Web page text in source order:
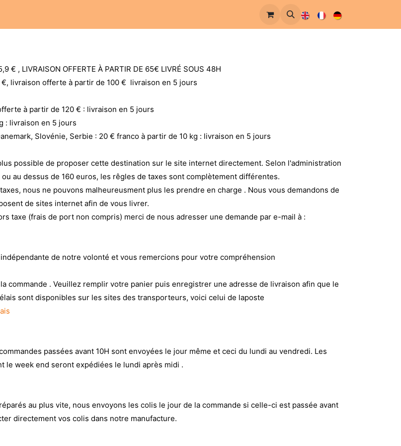
€ , LIVRAISON OFFERTE À PARTIR DE 65€ LIVRÉ SOUS 48H
livraison offerte à partir de 100 € livraison en 5 jours
à partir de 120 € : livraison en 5 jours
: livraison en 5 jours
Slovénie, Serbie : 20 € franco à partir de 10 kg : livraison en 5 jours
possible de proposer cette destination sur le site internet directement. Selon l'administration
au dessus de 160 euros, les rêgles de taxes sont complètement différentes.
nous ne pouvons malheureusment plus les prendre en charge . Nous vous demandons de
de sites internet afin de vous livrer.
taxe (frais de port non compris) merci de nous adresser une demande par e-mail à :
de notre volonté et vous remercions pour votre compréhension
commande . Veuillez remplir votre panier puis enregistrer une adresse de livraison afin que le
sont disponibles sur les sites des transporteurs, voici celui de laposte
passées avant 10H sont envoyées le jour même et ceci du lundi au vendredi. Les
le week end seront expédiées le lundi après midi .
au plus vite, nous envoyons les colis le jour de la commande si celle-ci est passée avant
directement vos colis dans notre manufacture.